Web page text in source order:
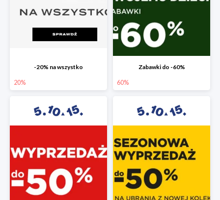
-20% na wszystko
20%
Zabawki do -60%
60%